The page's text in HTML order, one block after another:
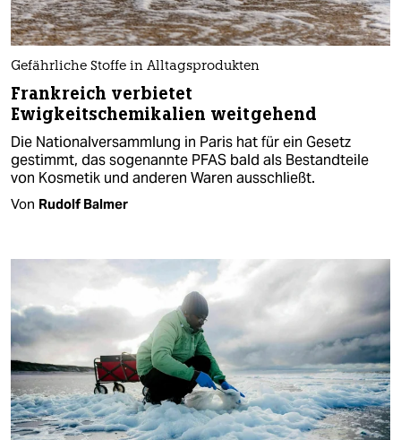
Gefährliche Stoffe in Alltagsprodukten
Frankreich verbietet
Ewigkeitschemikalien weitgehend
Die Nationalversammlung in Paris hat für ein Gesetz
gestimmt, das sogenannte PFAS bald als Bestandteile
von Kosmetik und anderen Waren ausschließt.
Von Rudolf Balmer